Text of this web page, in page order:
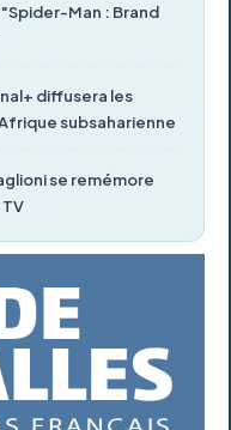
Man : Brand
diffusera les
subsaharienne
se remémore